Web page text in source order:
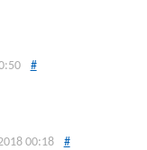
#
00:18 #